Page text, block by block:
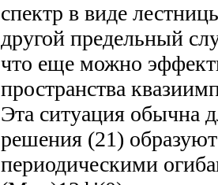
спектр в виде
другой предельный
что еще можно
пространства
Эта ситуация обычна
решения (21)
периодическими